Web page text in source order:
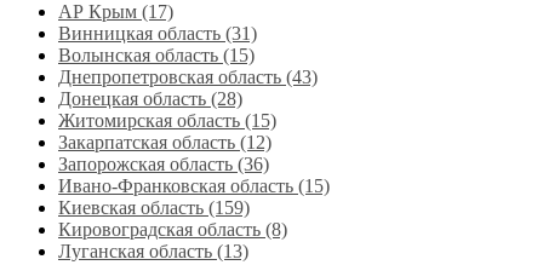
АР Крым (17)
Винницкая область (31)
Волынская область (15)
Днепропетровская область‎ (43)
Донецкая область (28)
Житомирская область (15)
Закарпатская область (12)
Запорожская область (36)
Ивано-Франковская область (15)
Киевская область (159)
Кировоградская область (8)
Луганская область‎ (13)